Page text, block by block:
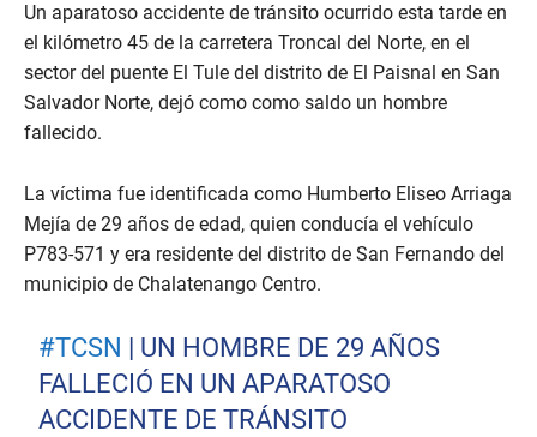
Un aparatoso accidente de tránsito ocurrido esta tarde en
el kilómetro 45 de la carretera Troncal del Norte, en el
sector del puente El Tule del distrito de El Paisnal en San
Salvador Norte, dejó como como saldo un hombre
fallecido.
La víctima fue identificada como Humberto Eliseo Arriaga
Mejía de 29 años de edad, quien conducía el vehículo
P783-571 y era residente del distrito de San Fernando del
municipio de Chalatenango Centro.
#TCSN | UN HOMBRE DE 29 AÑOS
FALLECIÓ EN UN APARATOSO
ACCIDENTE DE TRÁNSITO